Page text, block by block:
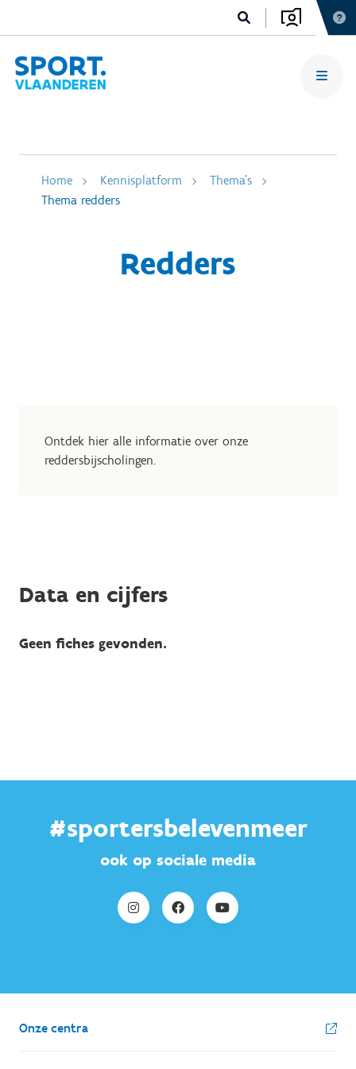
Home Kennisplatform
Thema's
Thema redders
Redders
Ontdek hier alle informatie over onze
reddersbijscholingen.
Data en cijfers
Geen fiches gevonden.
#sportersbelevenmeer
ook op sociale media
Onze centra